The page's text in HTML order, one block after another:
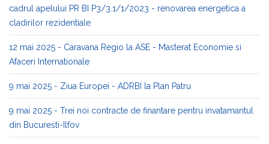
cadrul apelului PR BI P3/3.1/1/2023 - renovarea energetica a
cladirilor rezidentiale
12 mai 2025 - Caravana Regio la ASE - Masterat Economie si
Afaceri Internationale
9 mai 2025 - Ziua Europei - ADRBI la Plan Patru
9 mai 2025 - Trei noi contracte de finantare pentru invatamantul
din Bucuresti-Ilfov